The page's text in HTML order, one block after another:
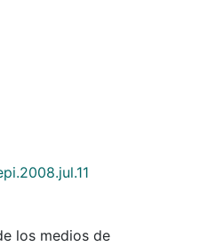
los medios de